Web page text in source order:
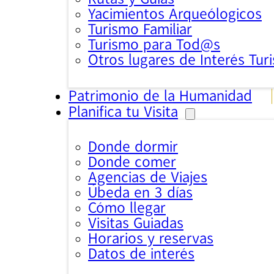
Yacimientos Arqueólogicos
Turismo Familiar
Turismo para Tod@s
Otros lugares de Interés
Patrimonio de la Humanidad
Planifica tu Visita
Donde dormir
Donde comer
Agencias de Viajes
Úbeda en 3 días
Cómo llegar
Visitas Guiadas
Horarios y reservas
Datos de interés